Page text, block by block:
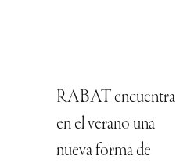
RABAT encuentra
en el verano una
nueva forma de